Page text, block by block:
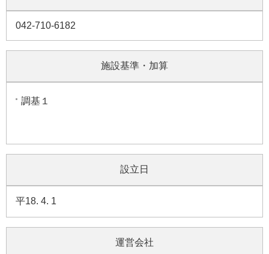
042-710-6182
施設基準・加算
調基１
設立日
平18. 4. 1
運営会社